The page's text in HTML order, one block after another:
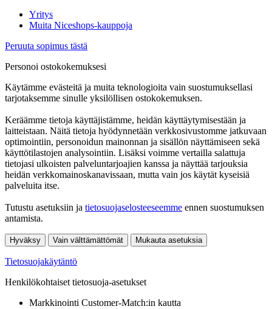
Yritys
Muita Niceshops-kauppoja
Peruuta sopimus tästä
Personoi ostokokemuksesi
Käytämme evästeitä ja muita teknologioita vain suostumuksellasi
tarjotaksemme sinulle yksilöllisen ostokokemuksen.
Keräämme tietoja käyttäjistämme, heidän käyttäytymisestään ja
laitteistaan. Näitä tietoja hyödynnetään verkkosivustomme jatkuvaan
optimointiin, personoidun mainonnan ja sisällön näyttämiseen sekä
käyttötilastojen analysointiin. Lisäksi voimme vertailla salattuja
tietojasi ulkoisten palveluntarjoajien kanssa ja näyttää tarjouksia
heidän verkkomainoskanavissaan, mutta vain jos käytät kyseisiä
palveluita itse.
Tutustu asetuksiin ja tietosuojaselosteeseemme ennen suostumuksen
antamista.
Hyväksy Vain välttämättömät Mukauta asetuksia
Tietosuojakäytäntö
Henkilökohtaiset tietosuoja-asetukset
Markkinointi Customer-Match:in kautta